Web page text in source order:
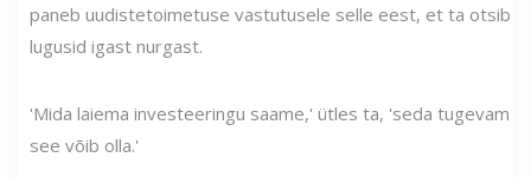
paneb uudistetoimetuse vastutusele selle eest, et ta otsib
lugusid igast nurgast.
'Mida laiema investeeringu saame,' ütles ta, 'seda tugevam
see võib olla.'